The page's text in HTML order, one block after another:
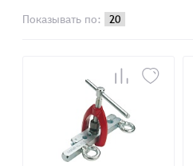
Показывать по: